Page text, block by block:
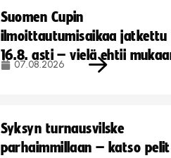
Suomen Cupin
ilmoittautumisaikaa jatkettu
16.8. asti – vielä ehtii
07.08.2026
Syksyn turnausvilske
parhaimmillaan – katso pelit